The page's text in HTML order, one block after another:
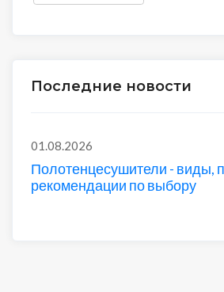
Последние новости
01.08.2026
Полотенцесушители - виды,
рекомендации по выбору